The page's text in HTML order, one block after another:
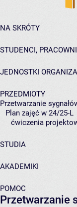
NA SKRÓTY
STUDENCI,
JEDNOSTKI
PRZEDMIOTY
Przetwarzanie
Plan zajęć w 24/25-L
ćwiczenia
STUDIA
AKADEMIKI
POMOC
Przetwarzanie